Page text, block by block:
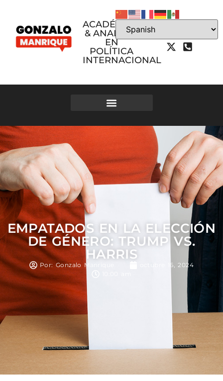
ACADÉMICO
& ANALISTA
EN
POLÍTICA
INTERNACIONAL
EMPATADOS EN LA ELECCIÓN
DE GÉNERO: TRUMP VS.
HARRIS
Por: Gonzalo Manrique
octubre 16, 2024